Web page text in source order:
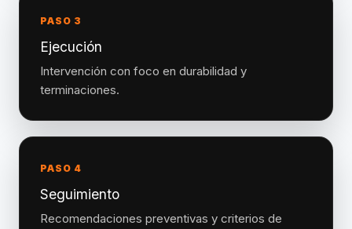
PASO 3
Ejecución
Intervención con foco en durabilidad y
terminaciones.
PASO 4
Seguimiento
Recomendaciones preventivas y criterios de